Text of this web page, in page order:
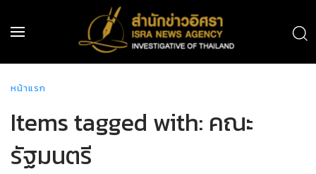
หน้าแรก
Items tagged with: คณะ
รัฐมนตรี